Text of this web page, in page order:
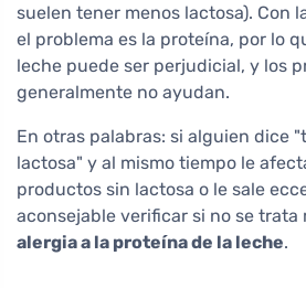
suelen tener menos lactosa). Con
el problema es la proteína, por lo
leche puede ser perjudicial, y los
generalmente no ayudan.
En otras palabras: si alguien dice
lactosa" y al mismo tiempo le
productos sin lactosa o le sale
aconsejable verificar si no se trata
alergia a la proteína de la leche.